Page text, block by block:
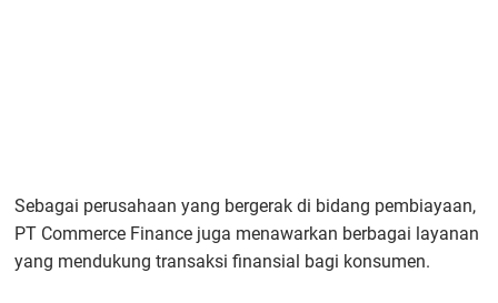
Sebagai perusahaan yang bergerak di bidang pembiayaan,
PT Commerce Finance juga menawarkan berbagai layanan
yang mendukung transaksi finansial bagi konsumen.